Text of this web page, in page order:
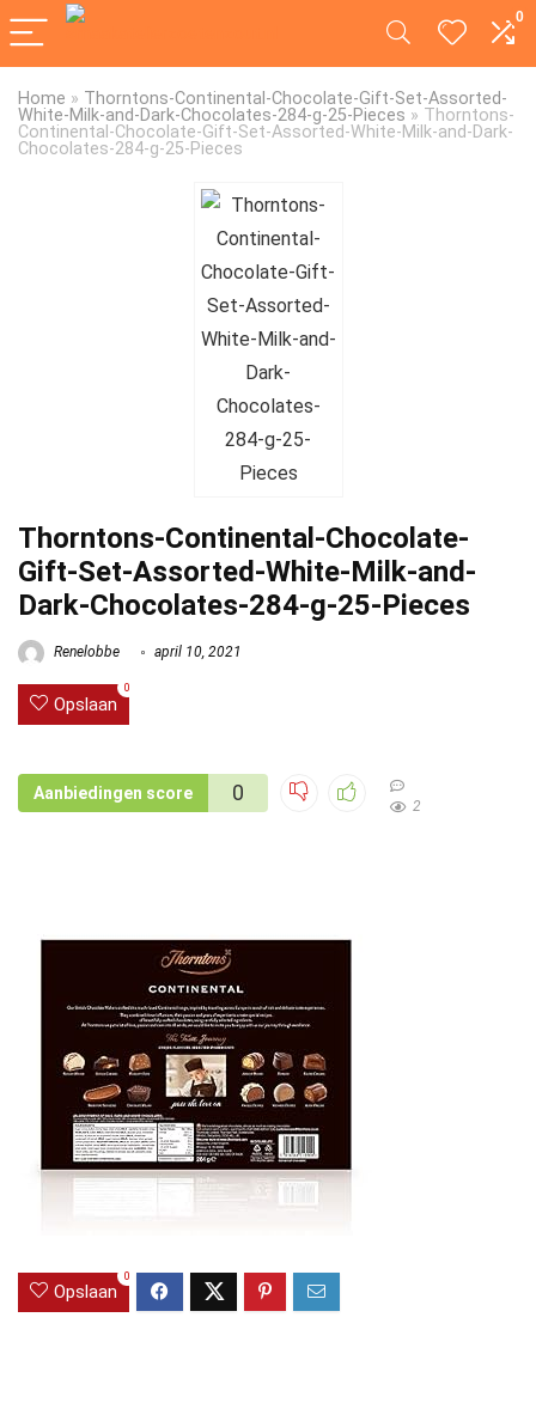
0
Home » Thorntons-Continental-Chocolate-Gift-Set-Assorted-
White-Milk-and-Dark-Chocolates-284-g-25-Pieces » Thorntons-
Continental-Chocolate-Gift-Set-Assorted-White-Milk-and-Dark-
Chocolates-284-g-25-Pieces
Thorntons-Continental-Chocolate-
Gift-Set-Assorted-White-Milk-and-
Dark-Chocolates-284-g-25-Pieces
Renelobbe april 10, 2021
Opslaan
0
Aanbiedingen score 0
2
Opslaan
0